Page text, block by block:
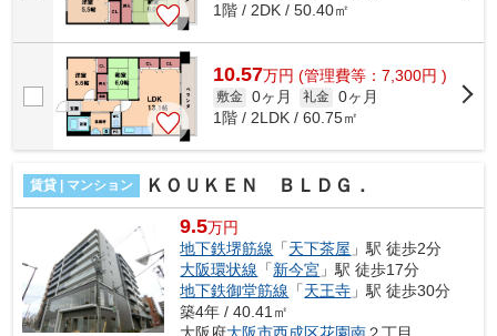
1階 / 2DK / 50.40㎡
10.57万円 (管理費等：7,300円 )
敷金 0ヶ月 礼金 0ヶ月
1階 / 2LDK / 60.75㎡
賃貸 | マンション ＫＯＵＫＥＮ ＢＬＤＧ．
9.5万円
地下鉄堺筋線 「天下茶屋 」駅 徒歩2分
大阪環状線 「新今宮 」駅 徒歩17分
地下鉄御堂筋線 「天王寺 」駅 徒歩30分
築4年 / 40.41㎡
大阪府大阪市西成区花園南２丁目